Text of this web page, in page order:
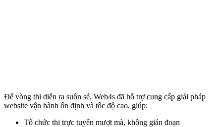
Để vòng thi diễn ra suôn sẻ, Web4s đã hỗ trợ cung cấp giải pháp
website vận hành ổn định và tốc độ cao, giúp:
Tổ chức thi trực tuyến mượt mà, không gián đoạn